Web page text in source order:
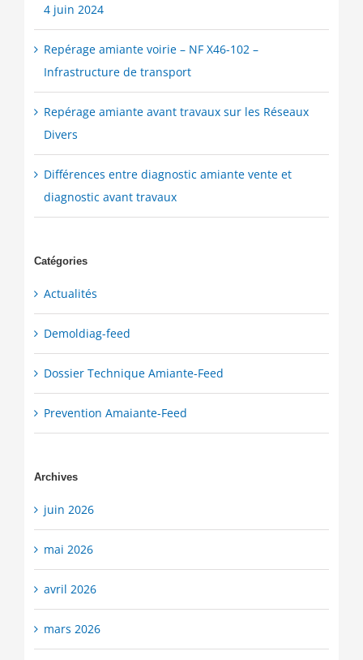
4 juin 2024
Repérage amiante voirie – NF X46-102 –
Infrastructure de transport
Repérage amiante avant travaux sur les Réseaux
Divers
Différences entre diagnostic amiante vente et
diagnostic avant travaux
Catégories
Actualités
Demoldiag-feed
Dossier Technique Amiante-Feed
Prevention Amaiante-Feed
Archives
juin 2026
mai 2026
avril 2026
mars 2026